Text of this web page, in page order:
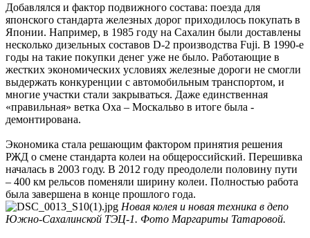
Добавлялся и фактор подвижного состава: поезда для
японского стандарта железных дорог приходилось покупать в
Японии. Например, в 1985 году на Сахалин были доставлены
несколько дизельных составов D-2 производства Fuji. В 1990-е
годы на такие покупки денег уже не было. Работающие в
жестких экономических условиях железные дороги не смогли
выдержать конкуренции с автомобильным транспортом, и
многие участки стали закрываться. Даже единственная
«правильная» ветка Оха – Москальво в итоге была ­
демонтирована.
Экономика стала решающим фактором принятия решения
РЖД о смене стандарта колеи на общероссийский. Перешивка
началась в 2003 году. В 2012 году преодолели половину пути
– 400 км рельсов поменяли ширину колеи. Полностью работа
была завершена в конце прошлого года.
Новая колея и новая техника в депо
Южно-Сахалинской ТЭЦ-1. Фото Маргариты Татаровой.